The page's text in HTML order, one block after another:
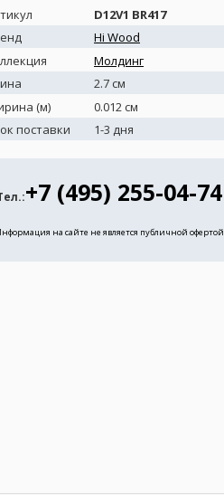
D12V1 BR417
Hi Wood
Молдинг
2.7 см
(м)
0.012 см
поставки
1-3 дня
+7 (495) 255-04-74
на сайте не является публичной офертой